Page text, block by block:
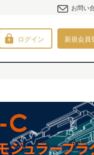
お問い
ログイン 新規会員